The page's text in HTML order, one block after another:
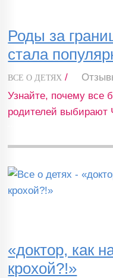
Роды за
стала
ВСЕ О ДЕТЯХ /
Узнайте, почему все
родителей выбирают
«доктор, как
крохой?!»